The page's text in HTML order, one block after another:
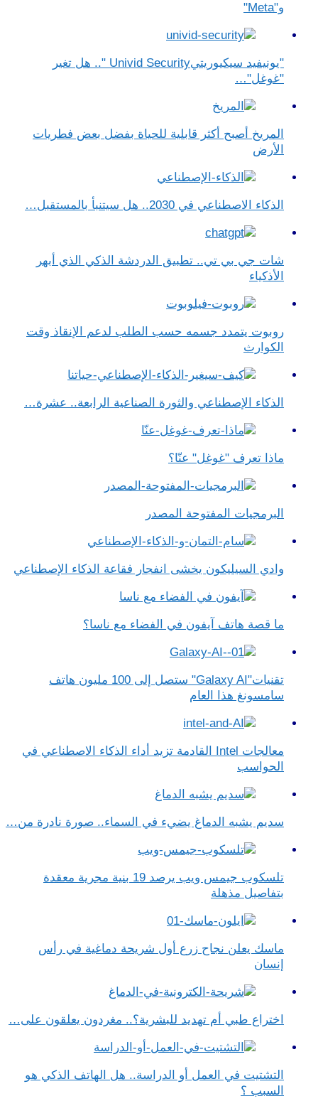
و"Meta"
"يونيفيد سيكيوريتيUnivid Security ".. هل تغير
"غوغل"…
المريخ أصبح أكثر قابلية للحياة بفضل بعض فطريات
الأرض
الذكاء الاصطناعي في 2030.. هل سيتنبأ بالمستقبل…
شات جي بي تي.. تطبيق الدردشة الذكي الذي أبهر
الأذكياء
روبوت يتمدد جسمه حسب الطلب لدعم الإنقاذ وقت
الكوارث
الذكاء الإصطناعي والثورة الصناعية الرابعة.. عشرة…
ماذا تعرف "غوغل" عنّا؟
البرمجيات المفتوحة المصدر
وادي السيليكون يخشى انفجار فقاعة الذكاء الإصطناعي
ما قصة هاتف آيفون في الفضاء مع ناسا؟
تقنيات"Galaxy AI" ستصل إلى 100 مليون هاتف
سامسونغ هذا العام
معالجات Intel القادمة تزيد أداء الذكاء الاصطناعي في
الحواسب
سديم يشبه الدماغ يضيء في السماء.. صورة نادرة من…
تلسكوب جيمس ويب يرصد 19 بنية مجرية معقدة
بتفاصيل مذهلة
ماسك يعلن نجاح زرع أول شريحة دماغية في رأس
إنسان
اختراع طبي أم تهديد للبشرية؟.. مغردون يعلقون على…
التشتيت في العمل أو الدراسة.. هل الهاتف الذكي هو
السبب ؟